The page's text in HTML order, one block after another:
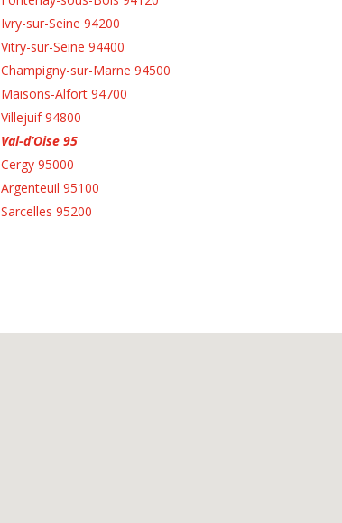
Ivry-sur-Seine 94200
Vitry-sur-Seine 94400
Champigny-sur-Marne 94500
Maisons-Alfort 94700
Villejuif 94800
Val-d’Oise 95
Cergy 95000
Argenteuil 95100
Sarcelles 95200